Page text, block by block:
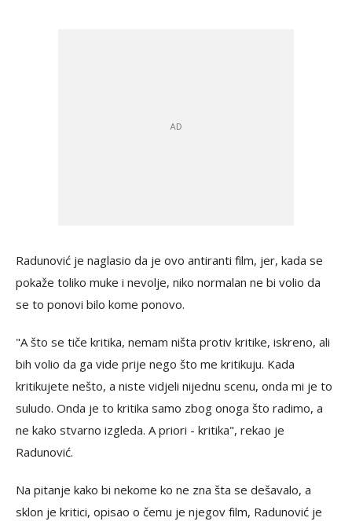
Radunović je naglasio da je ovo antiranti film, jer, kada se
pokaže toliko muke i nevolje, niko normalan ne bi volio da
se to ponovi bilo kome ponovo.
"A što se tiče kritika, nemam ništa protiv kritike, iskreno, ali
bih volio da ga vide prije nego što me kritikuju. Kada
kritikujete nešto, a niste vidjeli nijednu scenu, onda mi je to
suludo. Onda je to kritika samo zbog onoga što radimo, a
ne kako stvarno izgleda. A priori - kritika", rekao je
Radunović.
Na pitanje kako bi nekome ko ne zna šta se dešavalo, a
sklon je kritici, opisao o čemu je njegov film, Radunović je